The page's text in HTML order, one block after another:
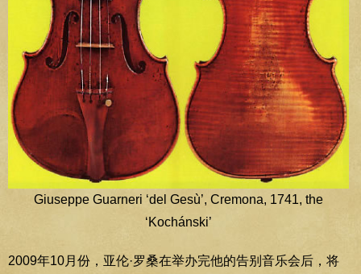
Giuseppe Guarneri ‘del Gesù’, Cremona, 1741, the
‘Kochánski’
2009年10月份，亚伦·罗桑在举办完他的告别音乐会后，将